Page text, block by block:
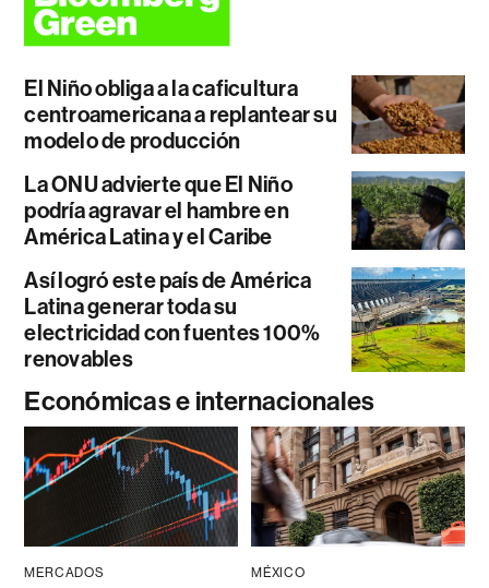
El Niño obliga a la caficultura
centroamericana a replantear su
modelo de producción
La ONU advierte que El Niño
podría agravar el hambre en
América Latina y el Caribe
Así logró este país de América
Latina generar toda su
electricidad con fuentes 100%
renovables
Económicas e internacionales
MERCADOS MÉXICO